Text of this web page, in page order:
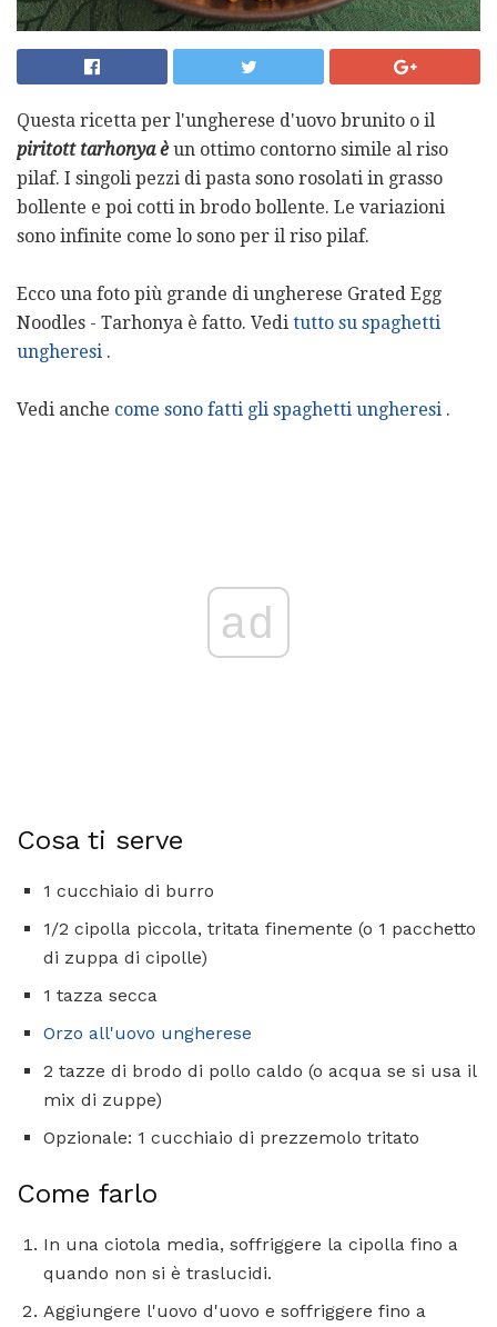
Questa ricetta per l'ungherese d'uovo brunito o il
piritott tarhonya èun ottimo contorno simile al riso
pilaf. I singoli pezzi di pasta sono rosolati in grasso
bollente e poi cotti in brodo bollente. Le variazioni
sono infinite come lo sono per il riso pilaf.
Ecco una foto più grande di ungherese Grated Egg
Noodles - Tarhonya è fatto. Vedi tutto su spaghetti
ungheresi .
Vedi anche come sono fatti gli spaghetti ungheresi .
ad
Cosa ti serve
1 cucchiaio di burro
1/2 cipolla piccola, tritata finemente (o 1 pacchetto
di zuppa di cipolle)
1 tazza secca
Orzo all'uovo ungherese
2 tazze di brodo di pollo caldo (o acqua se si usa il
mix di zuppe)
Opzionale: 1 cucchiaio di prezzemolo tritato
Come farlo
In una ciotola media, soffriggere la cipolla fino a
quando non si è traslucidi.
Aggiungere l'uovo d'uovo e soffriggere fino a